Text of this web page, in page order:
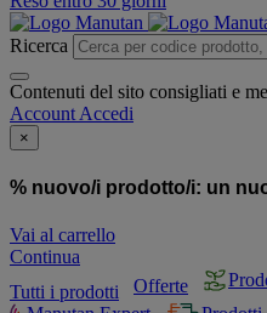
Ricerca
Contenuti del sito consigliati e
Account Accedi
×
% nuovo/i prodotto/i: un
Vai al carrello
Continua
Tutti i prodotti
Offerte